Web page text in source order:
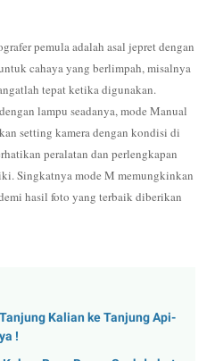
pemula adalah asal jepret dengan
cahaya yang berlimpah, misalnya
tepat ketika digunakan.
lampu seadanya, mode Manual
setting kamera dengan kondisi di
peralatan dan perlengkapan
Singkatnya mode M memungkinkan
hasil foto yang terbaik diberikan
Kalian ke Tanjung Api-
!